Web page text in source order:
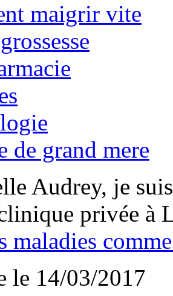
maigrir vite
de grand mere
Audrey, je
privée à
maladies
le 14/03/2017